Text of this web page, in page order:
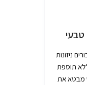
טבעי
ניזונות
תוספת
מבטא את